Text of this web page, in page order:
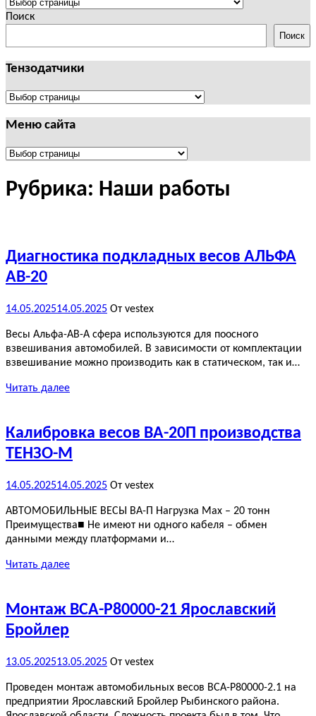
ЗИП
НА
И
ТЕРМИНАЛЫ
МАССА-
Поиск
Поиск
Тензодатчики
Тензодатчики
Меню сайта
Меню
Рубрика: Наши работы
Диагностика подкладных весов АЛЬФА
АВ-20
14.05.202514.05.2025 От vestex
Весы Альфа-АВ-А сфера используются для поосного
взвешивания автомобилей. В зависимости от комплектации
взвешивание можно производить как в статическом, так и…
Читать далее
Калибровка весов ВА-20П производства
ТЕНЗО-М
14.05.202514.05.2025 От vestex
АВТОМОБИЛЬНЫЕ ВЕСЫ ВА-П Нагрузка Max – 20 тонн
Преимущества■ Не имеют ни одного кабеля – обмен
данными между платформами и…
Читать далее
Монтаж ВСА-Р80000-21 Ярославский
Бройлер
13.05.202513.05.2025 От vestex
Проведен монтаж автомобильных весов ВСА-Р80000-2.1 на
предприятии Ярославский Бройлер Рыбинского района.